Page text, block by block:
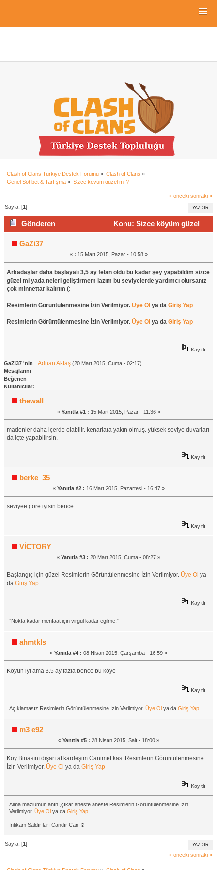
Clash of Clans Türkiye Destek Forumu » Clash of Clans »
Genel Sohbet & Tartışma » Sizce köyüm güzel mi ?
« önceki sonraki »
YAZDIR
Sayfa: [1]
Gönderen
Konu: Sizce köyüm güzel
mi ? (Okunma sayısı 2044 defa)
GaZi37
« : 15 Mart 2015, Pazar - 10:58 »
Arkadaşlar daha başlayalı 3,5 ay felan oldu bu kadar şey yapabildim sizce
güzel mi yada neleri geliştirmem lazım bu seviyelerde yardımcı olursanız
çok minnettar kalırım (:
Resimlerin Görüntülenmesine İzin Verilmiyor.Üye Ol ya daGiriş Yap
Resimlerin Görüntülenmesine İzin Verilmiyor.Üye Ol ya daGiriş Yap
Kayıtlı
GaZi37 'nin
Mesajlarını
Beğenen
Kullanıcılar:
Adnan Aktaş (20 Mart 2015, Cuma - 02:17)
thewall
« Yanıtla #1 : 15 Mart 2015, Pazar - 11:36 »
madenler daha içerde olabilir. kenarlara yakın olmuş. yüksek seviye duvarları
da içte yapabilirsin.
Kayıtlı
berke_35
« Yanıtla #2 : 16 Mart 2015, Pazartesi - 16:47 »
seviyee göre iyisin bence
Kayıtlı
VİCTORY
« Yanıtla #3 : 20 Mart 2015, Cuma - 08:27 »
Başlangıç için güzel Resimlerin Görüntülenmesine İzin Verilmiyor. Üye Ol ya
daGiriş Yap
Kayıtlı
”Nokta kadar menfaat için virgül kadar eğilme.”
ahmtkls
« Yanıtla #4 : 08 Nisan 2015, Çarşamba - 16:59 »
Köyün iyi ama 3.5 ay fazla bence bu köye
Kayıtlı
Açıklamasız Resimlerin Görüntülenmesine İzin Verilmiyor. Üye Ol ya da Giriş Yap
m3 e92
« Yanıtla #5 : 28 Nisan 2015, Salı - 18:00 »
Köy Binasını dışarı at kardeşim.Ganimet kas Resimlerin Görüntülenmesine
İzin Verilmiyor. Üye Ol ya daGiriş Yap
Kayıtlı
Alma mazlumun ahını,çıkar aheste aheste Resimlerin Görüntülenmesine İzin
Verilmiyor. Üye Olya da Giriş Yap
İntikam Saldırıları Candır Can ☺
YAZDIR
Sayfa: [1]
« önceki sonraki »